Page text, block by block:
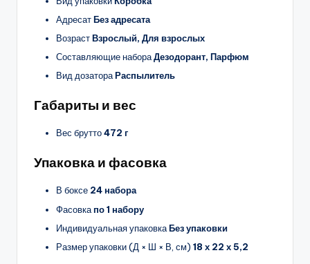
АдресатБез адресата
ВозрастВзрослый, Для взрослых
Составляющие набораДезодорант, Парфюм
Вид дозатораРаспылитель
Габариты и вес
Вес брутто472 г
Упаковка и фасовка
В боксе 24 набора
Фасовкапо 1 набору
Индивидуальная упаковкаБез упаковки
Размер упаковки (Д × Ш × В, см) 18 х 22 х 5,2